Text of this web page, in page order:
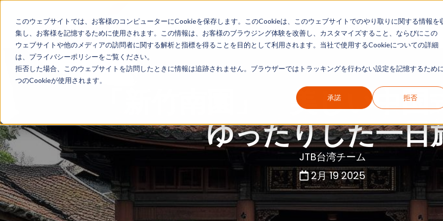
このウェブサイトでは、お客様のコンピューターにCookieを保存します。このCookieは、このウェブサイトでのやり取りに関する情報を
集し、お客様を記憶するために使用されます。この情報は、お客様のブラウジング体験を改善し、カスタマイズすること、ならびにこの
ウェブサイトや他のメディアの訪問者に関する解析と指標を得ることを目的として利用されます。当社で使用するCookieについての詳細
は、プライバシーポリシーをご覧ください。
拒否した場合、このウェブサイトを訪問したときに情報は追跡されません。ブラウザーではトラッキングを行わない設定を記憶するため
つのCookieが使用されます。
承諾 拒否
ホーム 国別ガイド 現地リポート カテゴリー別ガイド 情報一覧
「新竹南園」 美しい中国
ゆったりした一日
JTB台湾チーム
2月 19 2025